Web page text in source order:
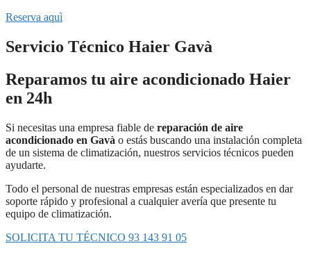
Reserva aquì
Servicio Técnico Haier Gavà
Reparamos tu aire acondicionado Haier
en 24h
Si necesitas una empresa fiable de reparación de aire
acondicionado en Gavà o estás buscando una instalación completa
de un sistema de climatización, nuestros servicios técnicos pueden
ayudarte.
Todo el personal de nuestras empresas están especializados en dar
soporte rápido y profesional a cualquier avería que presente tu
equipo de climatización.
SOLICITA TU TÉCNICO 93 143 91 05